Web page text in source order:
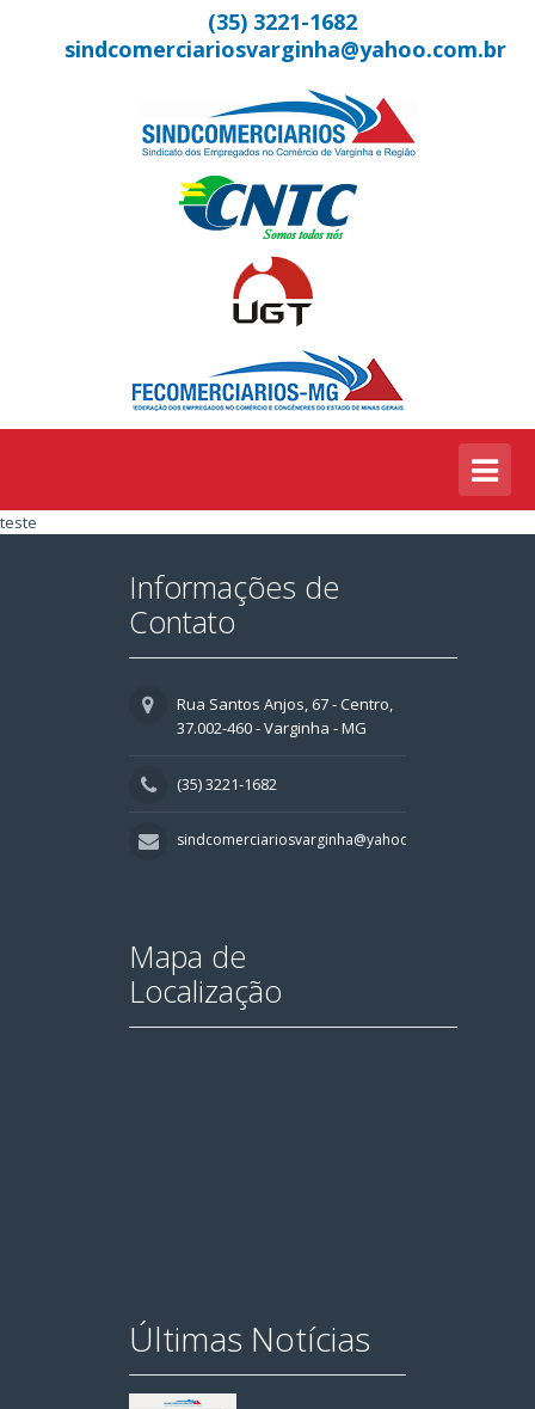
(35) 3221-1682
sindcomerciariosvarginha@yahoo.com.br
teste
Informações de
Contato
Rua Santos Anjos, 67 - Centro,
37.002-460 - Varginha - MG
(35) 3221-1682
sindcomerciariosvarginha@yahoo.com.br
Mapa de
Localização
Últimas Notícias